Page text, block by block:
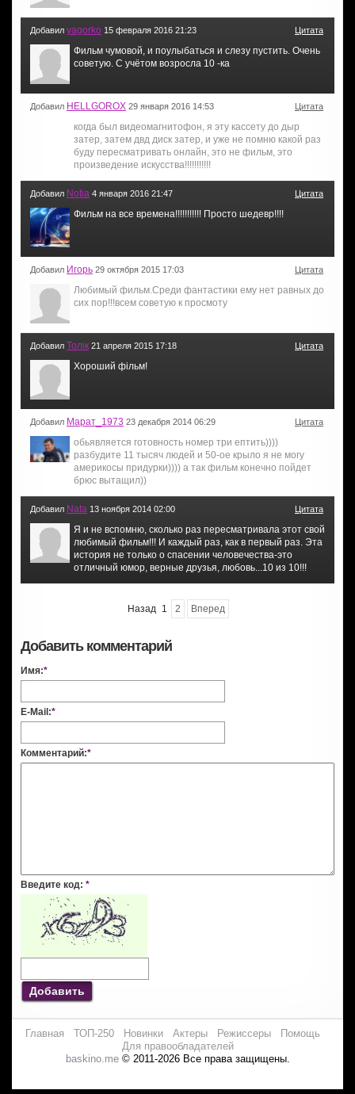
Добавил yagorko 15 февраля 2016 21:23 Цитата
Фильм чумовой, и поулыбаться и слезу пустить. Очень
советую. С учётом возросла 10 -ка
Добавил HELLGOROX 29 января 2016 14:53 Цитата
когда был видеомагнитофон, я эту кассету до дыр
затер, затем двд диск затер, и уже не помню какой раз
буду пересматривать онлайн, это не фильм, это
произведение искусства!!!!!!!!!!!
Добавил Notia 4 января 2016 21:47 Цитата
Фильм на все времена!!!!!!!!!!! Просто шедевр!!!!
Добавил Игорь 29 октября 2015 17:03 Цитата
Любимый фильм.Cреди фантастики ему нет равных до
сих пор!!!всем советую к просмоту
Добавил Толiк 21 апреля 2015 17:18 Цитата
Хороший фiльм!
Добавил Марат_1973 23 декабря 2014 06:29 Цитата
обьявляется готовность номер три ептить))))
разбудите 11 тысяч людей и 50-ое крыло я не могу
америкосы придурки)))) а так фильм конечно пойдет
брюс вытащил))
Добавил Nata 13 ноября 2014 02:00 Цитата
Я и не вспомню, сколько раз пересматривала этот свой
любимый фильм!!! И каждый раз, как в первый раз. Эта
история не только о спасении человечества-это
отличный юмор, верные друзья, любовь...10 из 10!!!
Назад 1 2 Вперед
Добавить комментарий
Имя:*
E-Mail:*
Комментарий:*
Введите код: *
Добавить
Главная ТОП-250 Новинки Актеры Режиссеры
Помощь
Для правообладателей
baskino.me© 2011-2026 Все права защищены.